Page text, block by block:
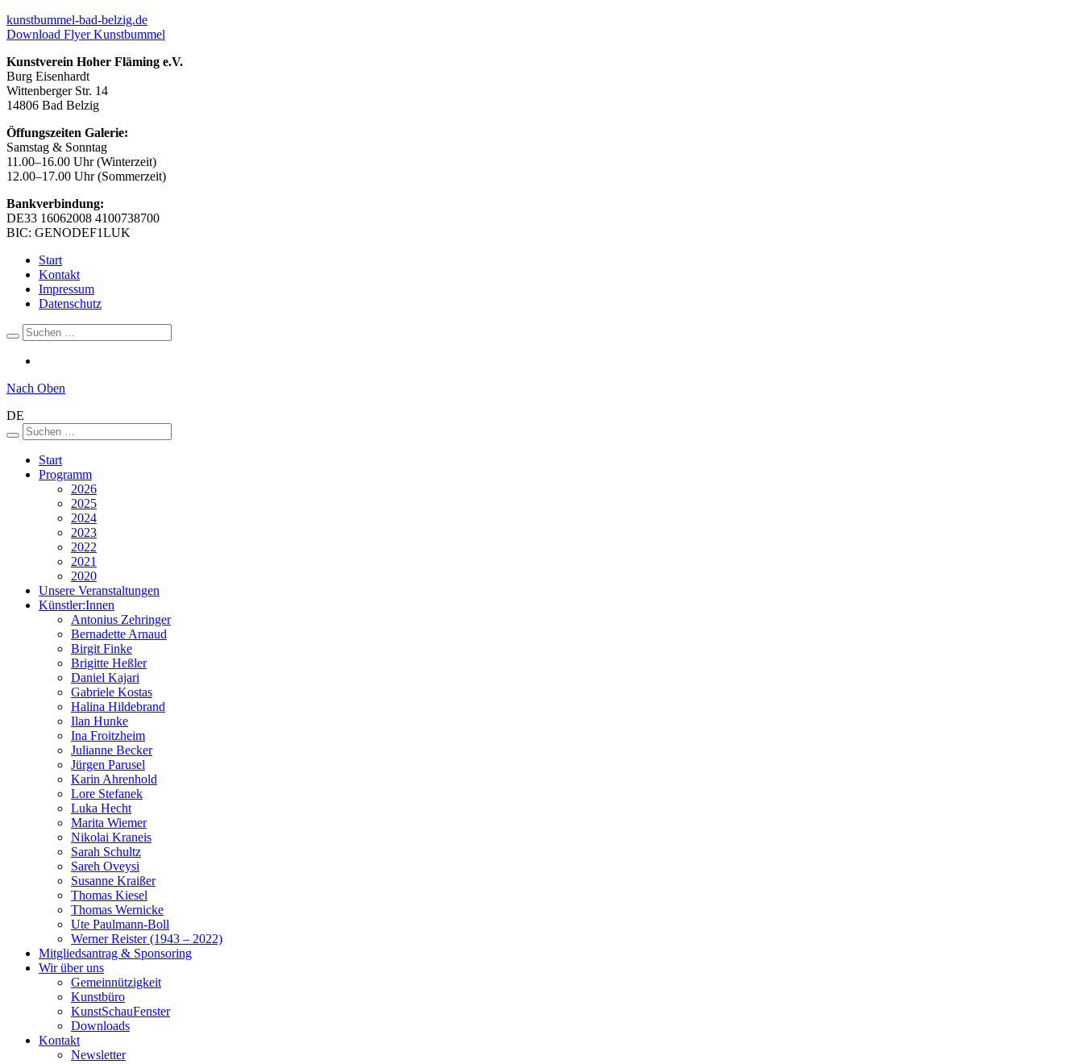
kunstbummel-bad-belzig.de
Download Flyer Kunstbummel
Kunstverein Hoher Fläming e.V.
Burg Eisenhardt
Wittenberger Str. 14
14806 Bad Belzig
Öffungszeiten Galerie:
Samstag & Sonntag
11.00–16.00 Uhr (Winterzeit)
12.00–17.00 Uhr (Sommerzeit)
Bankverbindung:
DE33 16062008 4100738700
BIC: GENODEF1LUK
Start
Kontakt
Impressum
Datenschutz
Nach Oben
DE
Start
Programm
2026
2025
2024
2023
2022
2021
2020
Unsere Veranstaltungen
Künstler:Innen
Antonius Zehringer
Bernadette Arnaud
Birgit Finke
Brigitte Heßler
Daniel Kajari
Gabriele Kostas
Halina Hildebrand
Ilan Hunke
Ina Froitzheim
Julianne Becker
Jürgen Parusel
Karin Ahrenhold
Lore Stefanek
Luka Hecht
Marita Wiemer
Nikolai Kraneis
Sarah Schultz
Sareh Oveysi
Susanne Kraißer
Thomas Kiesel
Thomas Wernicke
Ute Paulmann-Boll
Werner Reister (1943 – 2022)
Mitgliedsantrag & Sponsoring
Wir über uns
Gemeinnützigkeit
Kunstbüro
KunstSchauFenster
Downloads
Kontakt
Newsletter